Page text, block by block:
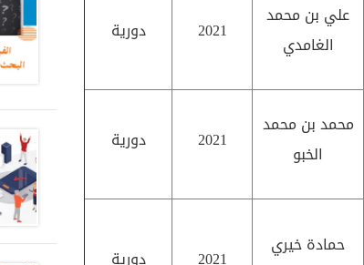
علي بن محمد
الغامدي
2021 دورية
محمد بن محمد
الخبو
2021 دورية
حمادة خيري
2021 دورية